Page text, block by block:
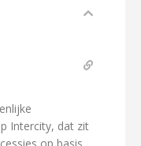
Intercity, dat zit